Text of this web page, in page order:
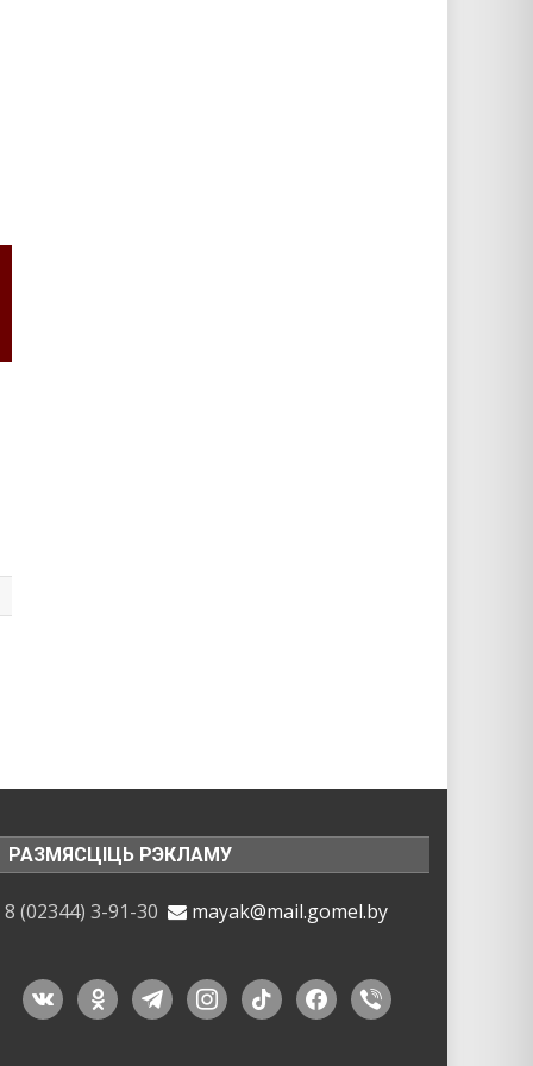
РАЗМЯСЦІЦЬ РЭКЛАМУ
8 (02344) 3-91-30 mayak@mail.gomel.by
vkontakteodnoklassniki
telegraminstagram
tiktok facebook
viber